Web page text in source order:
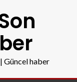
Güncel haber